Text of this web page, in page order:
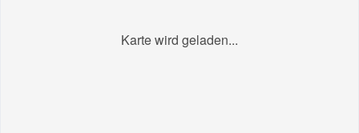
Karte wird geladen...